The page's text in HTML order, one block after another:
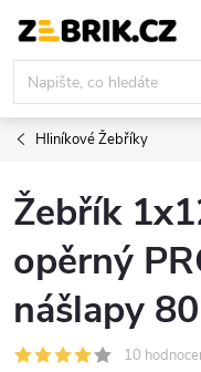
obsah
Hliníkové Žebříky
Žebřík
opěrný
nášlapy
10